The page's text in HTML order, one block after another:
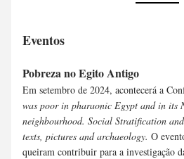
Eventos
Pobreza no Egito Antigo
Em setembro de 2024, acontecerá a
was poor in pharaonic Egypt and in its
neighbourhood. Social Stratification
texts, pictures and archaeology. O
queiram contribuir para a investigação